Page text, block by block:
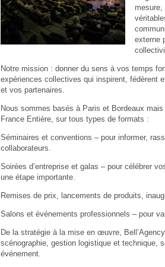
externe
Notre mission : donner du sens à vos temps
expériences collectives qui inspirent, fédèrent
et vos partenaires.
Nous sommes basés à Paris et Bordeaux
France Entière, sur tous types de formats :
Séminaires et conventions – pour informer,
collaborateurs.
Soirées d’entreprise et galas – pour célébrer
une étape importante.
Remises de prix, lancements de produits,
Salons et événements professionnels – pour
De la stratégie à la mise en œuvre,
scénographie, gestion logistique et technique,
événement.